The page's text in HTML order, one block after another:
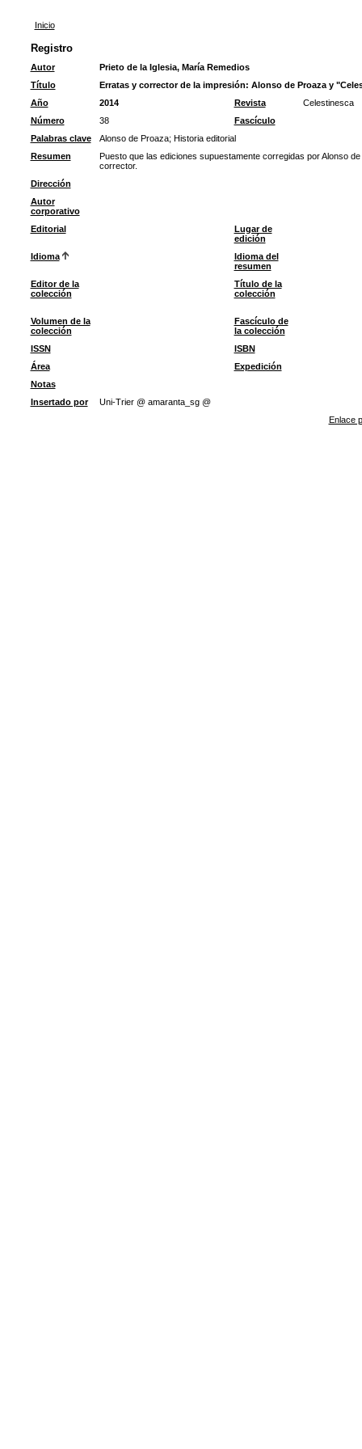
Inicio
Registro
Autor
Prieto de la Iglesia, María Remedios
Título
Erratas y corrector de la impresión: Alonso de Proaza y
Año
2014 Revista
Celestinesca
Número
38
Fascículo
Palabras clave
Alonso de Proaza; Historia editorial
Resumen
Puesto que las ediciones supuestamente corregidas por Alonso
corrector.
Dirección
Autor
corporativo
Editorial
Lugar de
edición
Idioma
Idioma del
resumen
Editor de la
colección
Título de la
colección
Volumen de la
colección
Fascículo de
la colección
ISSN
ISBN
Área
Expedición
Notas
Insertado por
Uni-Trier @ amaranta_sg @
Enlace